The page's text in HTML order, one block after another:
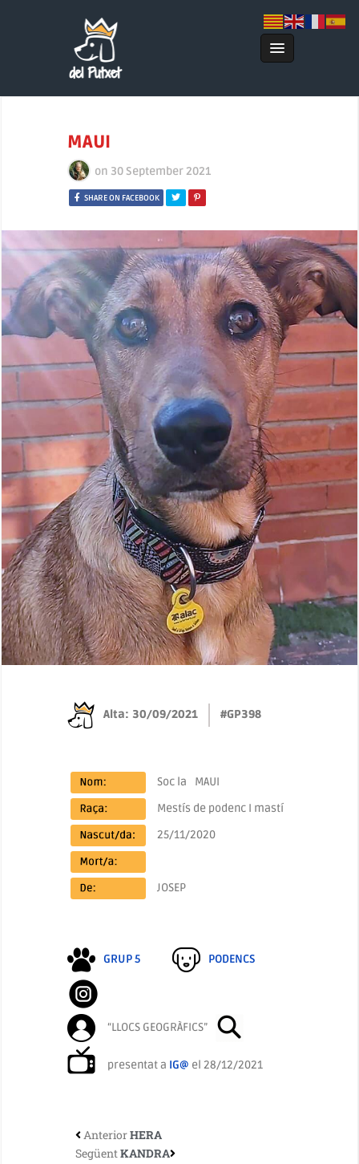
MAUI
on 30 September 2021
SHARE ON FACEBOOK
Alta: 30/09/2021 #GP398
Soc la
MAUI
Mestís de podenc I mastí
25/11/2020
JOSEP
GRUP 5 PODENCS
“LLOCS GEOGRÀFICS”
presentat a IG@ el 28/12/2021
AnteriorHERA
Següent KANDRA